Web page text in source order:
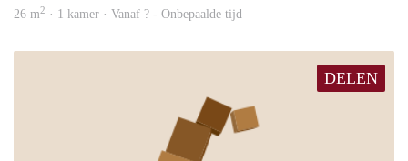
26 m2 · 1 kamer · Vanaf ? - Onbepaalde tijd
DELEN